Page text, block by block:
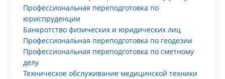
Профессиональная переподготовка по
юриспруденции
Банкротство физических и юридических лиц
Профессиональная переподготовка по геодезии
Профессиональная переподготовка по сметному
делу
Техническое обслуживание медицинской техники